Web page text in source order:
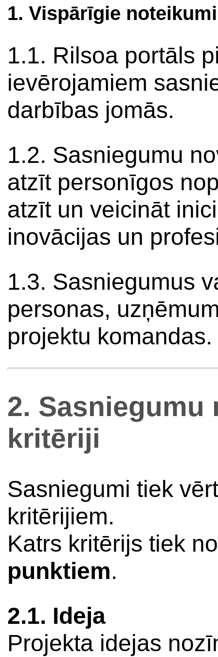
1. Vispārīgie noteikumi
1.1. Rilsoa portāls
ievērojamiem
darbības jomās.
1.2. Sasniegumu
atzīt personīgos
atzīt un veicināt
inovācijas un
1.3. Sasniegumus
personas,
projektu komandas.
2. Sasniegumu
kritēriji
Sasniegumi tiek
kritērijiem.
Katrs kritērijs tiek
punktiem.
2.1. Ideja
Projekta idejas